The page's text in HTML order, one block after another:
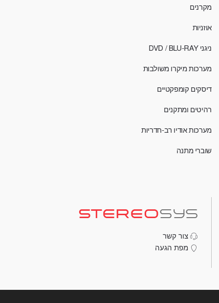
מקרנים
אוזניות
ניגני DVD / BLU-RAY
מערכות מיקרו משולבות
דיסקים קומפקטיים
רהיטים ומתקנים
מערכות אודיו רב-חדריות
שוברי מתנה
צור קשר
מפת הגעה